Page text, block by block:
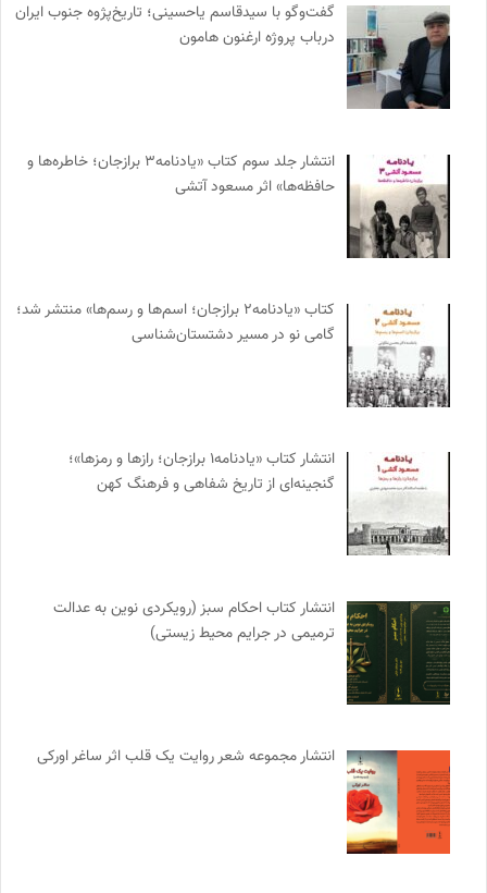
گفت‌وگو با سیدقاسم یاحسینی؛ تاریخ‌پژوه جنوب ایران
درباب پروژه ارغنون هامون
انتشار جلد سوم کتاب «یادنامه۳ برازجان؛ خاطره‌ها و
حافظه‌ها» اثر مسعود آتشی
کتاب «یادنامه۲ برازجان؛ اسم‌ها و رسم‌ها» منتشر شد؛
گامی نو در مسیر دشتستان‌شناسی
انتشار کتاب «یادنامه۱ برازجان؛ رازها و رمزها»؛
گنجینه‌ای از تاریخ شفاهی و فرهنگ کهن
انتشار کتاب احکام سبز (رویکردی نوین به عدالت
ترمیمی در جرایم محیط‌ زیستی)
انتشار مجموعه شعر روایت یک قلب اثر ساغر اورکی